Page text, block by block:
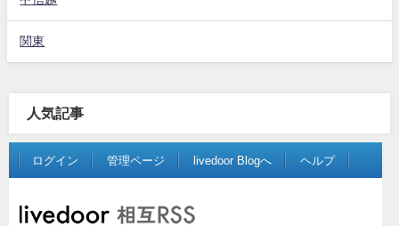
関東
人気記事